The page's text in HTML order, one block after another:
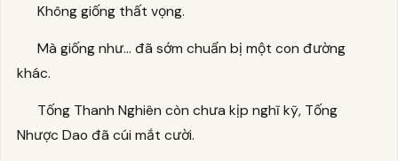
Không giống thất vọng.
Mà giống như… đã sớm chuẩn bị một con đường
khác.
Tống Thanh Nghiên còn chưa kịp nghĩ kỹ, Tống
Nhược Dao đã cúi mắt cười.